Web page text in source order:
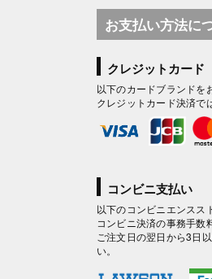
お支払い方法に
クレジットカード
以下のカードブランドを
クレジットカード決済で
コンビニ支払い
以下のコンビニエンスス
コンビニ決済の事務手数
ご注文日の翌日から3日
い。